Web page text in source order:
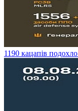
​1190 кацапів